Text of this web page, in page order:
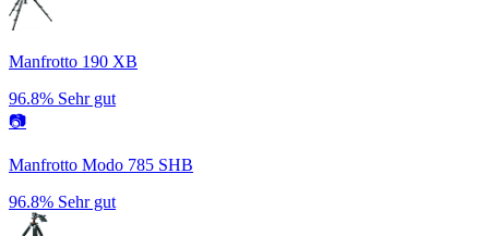
Manfrotto 190 XB
96.8% Sehr gut
📷
Manfrotto Modo 785 SHB
96.8% Sehr gut